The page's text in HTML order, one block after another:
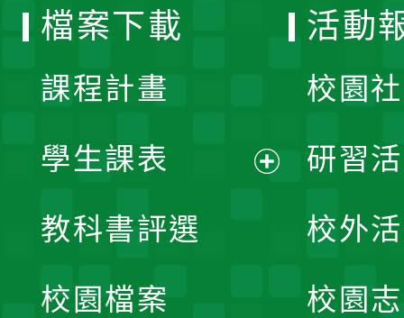
檔案下載
課程計畫
學生課表
教科書評選
校園檔案
活動
校園
研習
校外
校園